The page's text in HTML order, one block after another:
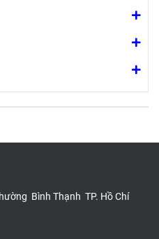
Bình Thạnh TP. Hồ Chí